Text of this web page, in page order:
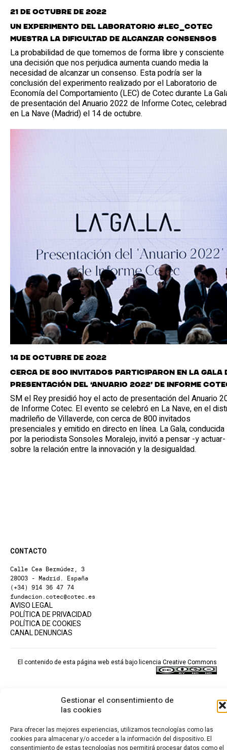
Gestionar el consentimiento de
las cookies
Para ofrecer las mejores experiencias, utilizamos tecnologías como las
cookies para almacenar y/o acceder a la información del dispositivo. El
consentimiento de estas tecnologías nos permitirá procesar datos como el
21 de octubre de 2022
Un experimento del laboratorio #LEC_COTEC
muestra la dificultad de alcanzar consensos
La probabilidad de que tomemos de forma libre y consciente
una decisión que nos perjudica aumenta cuando media la
necesidad de alcanzar un consenso. Esta podría ser la
conclusión del experimento realizado por el Laboratorio de
Economía del Comportamiento (LEC) de Cotec durante La
de presentación del Anuario 2022 de Informe Cotec,
en La Nave (Madrid) el 14 de octubre.
14 de octubre de 2022
Cerca de 800 invitados participaron en la gala
presentación del ‘Anuario 2022’ de Informe
SM el Rey presidió hoy el acto de presentación del Anuario
de Informe Cotec. El evento se celebró en La Nave, en el
madrileño de Villaverde, con cerca de 800 invitados
presenciales y emitido en directo en línea. La Gala, conducida
por la periodista Sonsoles Moralejo, invitó a pensar -y actuar-
sobre la relación entre la innovación y la desigualdad.
CONTACTO
Calle Cea Bermúdez, 3
28003 - Madrid. España
(+34) 914 36 47 74
fundacion.cotec@cotec.es
AVISO LEGAL
POLÍTICA DE PRIVACIDAD
POLÍTICA DE COOKIES
CANAL DENUNCIAS
El contenido de esta página web está bajo licencia Creative Commons